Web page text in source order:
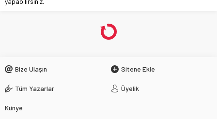
Gakkoşlar Evinde Galip 2-1